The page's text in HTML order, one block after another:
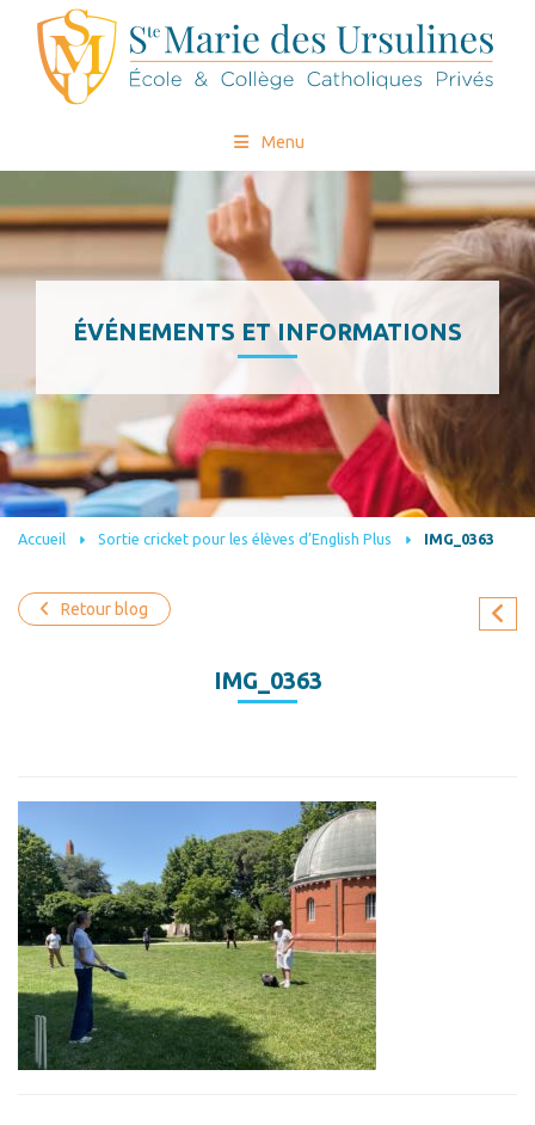
Menu
ÉVÉNEMENTS ET INFORMATIONS
Accueil Sortie cricket pour les élèves d’English Plus IMG_0363
Retour blog
IMG_0363